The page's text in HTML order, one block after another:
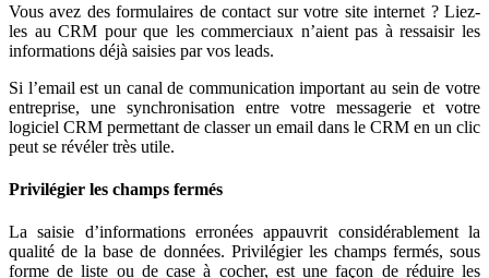
Vous avez des formulaires de contact sur votre site internet ? Liez-
les au CRM pour que les commerciaux n’aient pas à ressaisir les
informations déjà saisies par vos leads.
Si l’email est un canal de communication important au sein de votre
entreprise, une synchronisation entre votre messagerie et votre
logiciel CRM permettant de classer un email dans le CRM en un clic
peut se révéler très utile.
Privilégier les champs fermés
La saisie d’informations erronées appauvrit considérablement la
qualité de la base de données. Privilégier les champs fermés, sous
forme de liste ou de case à cocher, est une façon de réduire les